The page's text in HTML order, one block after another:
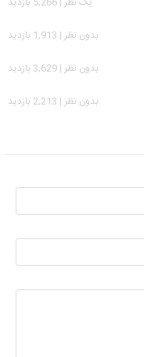
بدون نظر | 1,913 بازدید
بدون نظر | 3,629 بازدید
بدون نظر | 2,213 بازدید